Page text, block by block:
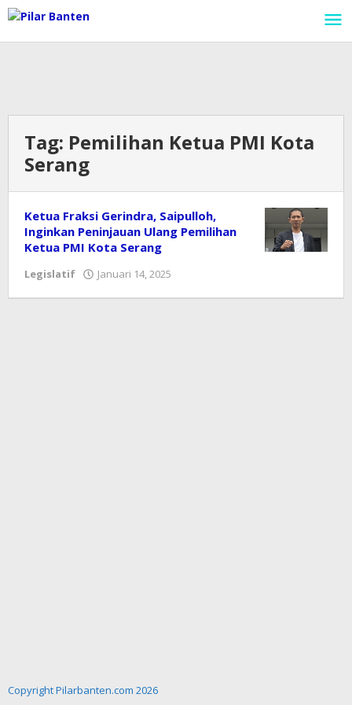
Lewati
ke
konten
Tag: Pemilihan Ketua PMI Kota
Serang
Ketua Fraksi Gerindra, Saipulloh,
Inginkan Peninjauan Ulang Pemilihan
Ketua PMI Kota Serang
Legislatif Januari 14, 2025
Copyright Pilarbanten.com 2026